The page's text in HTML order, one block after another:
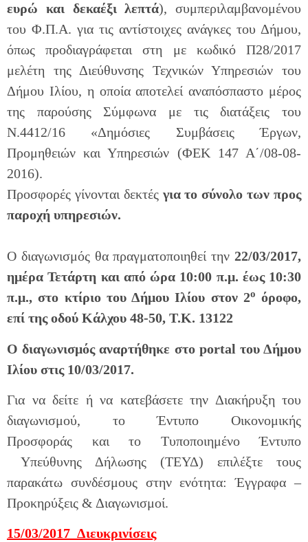
ευρώ και δεκαέξι λεπτά), συμπεριλαμβανομένου
του Φ.Π.Α. για τις αντίστοιχες ανάγκες του Δήμου,
όπως προδιαγράφεται στη με κωδικό Π28/2017
μελέτη της Διεύθυνσης Τεχνικών Υπηρεσιών του
Δήμου Ιλίου, η οποία αποτελεί αναπόσπαστο μέρος
της παρούσης Σύμφωνα με τις διατάξεις του
Ν.4412/16 «Δημόσιες Συμβάσεις Έργων,
Προμηθειών και Υπηρεσιών (ΦΕΚ 147 Α΄/08-08-
2016).
Προσφορές γίνονται δεκτές για το σύνολο των προς
παροχή υπηρεσιών.
Ο διαγωνισμός θα πραγματοποιηθεί την 22/03/2017,
ημέρα Τετάρτη και από ώρα 10:00 π.μ. έως 10:30
π.μ., στο κτίριο του Δήμου Ιλίου στον 2ο όροφο,
επί της οδού Κάλχου 48-50, Τ.Κ. 13122
Ο διαγωνισμός αναρτήθηκε στο portal του Δήμου
Ιλίου στις 10/03/2017.
Για να δείτε ή να κατεβάσετε την Διακήρυξη του
διαγωνισμού, το Έντυπο Οικονομικής
Προσφοράς και το Τυποποιημένο Έντυπο
Υπεύθυνης Δήλωσης (TEΥΔ) επιλέξτε τους
παρακάτω συνδέσμους στην ενότητα: Έγγραφα –
Προκηρύξεις & Διαγωνισμοί.
15/03/2017 Διευκρινίσεις